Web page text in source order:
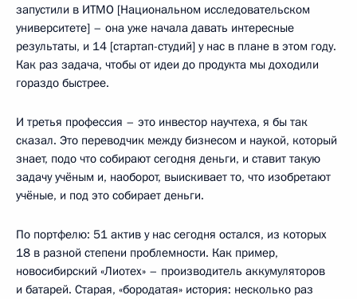
запустили в ИТМО [Национальном исследовательском
университете] – она уже начала давать интересные
результаты, и 14 [стартап-студий] у нас в плане в этом году.
Как раз задача, чтобы от идеи до продукта мы доходили
гораздо быстрее.
И третья профессия – это инвестор научтеха, я бы так
сказал. Это переводчик между бизнесом и наукой, который
знает, подо что собирают сегодня деньги, и ставит такую
задачу учёным и, наоборот, выискивает то, что изобретают
учёные, и под это собирает деньги.
По портфелю: 51 актив у нас сегодня остался, из которых
18 в разной степени проблемности. Как пример,
новосибирский «Лиотех» – производитель аккумуляторов
и батарей. Старая, «бородатая» история: несколько раз